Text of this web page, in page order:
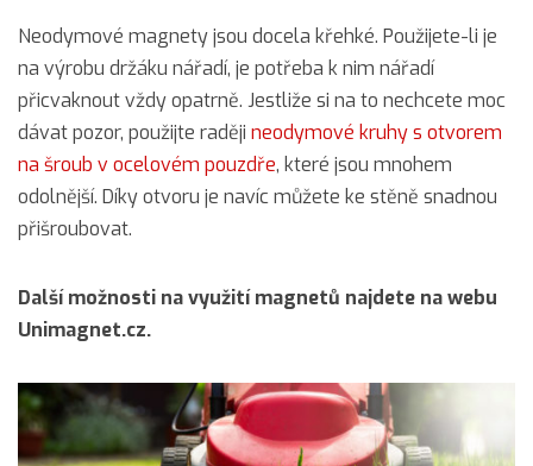
Neodymové magnety jsou docela křehké. Použijete-li je
na výrobu držáku nářadí, je potřeba k nim nářadí
přicvaknout vždy opatrně. Jestliže si na to nechcete moc
dávat pozor, použijte raději neodymové kruhy s otvorem
na šroub v ocelovém pouzdře, které jsou mnohem
odolnější. Díky otvoru je navíc můžete ke stěně snadnou
přišroubovat.
Další možnosti na využití magnetů najdete na webu
Unimagnet.cz.